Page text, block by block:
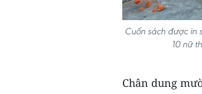
Cuốn sách được in
10 nữ
Chân dung